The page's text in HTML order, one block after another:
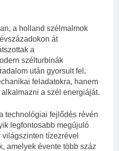
a holland szélmalmok
át
a
szélturbinák
után gyorsult fel,
feladatokra, hanem
a szél energiáját.
technológiai fejlődés révén
legfontosabb megújuló
tízezrével
amelyek évente több száz